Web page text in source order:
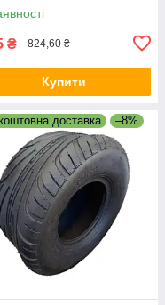
₴ 824,60 ₴
Купити
доставка –8%